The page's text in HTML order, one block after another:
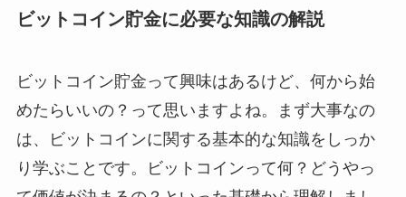
ビットコイン貯金に必要な知識の解説
ビットコイン貯金って興味はあるけど、何から始
めたらいいの？って思いますよね。まず大事なの
は、ビットコインに関する基本的な知識をしっか
り学ぶことです。ビットコインって何？どうやっ